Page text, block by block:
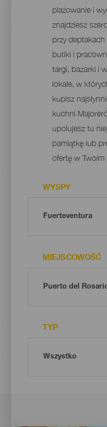
plażowanie i
znajdziesz
przy deptakach
butiki i
targi, bazarki i
lokale, w
kupisz
kuchni
upolujesz tu
pamiątkę lub
ofertę w Twoim
WYSPY
MIEJSCOWOŚĆ
TYP